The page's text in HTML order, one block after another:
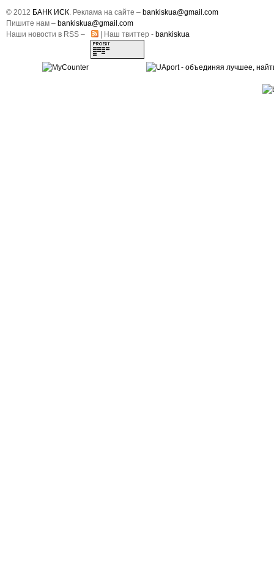
© 2012 БАНК ИСК. Реклама на сайте – bankiskua@gmail.com
Пишите нам – bankiskua@gmail.com
Наши новости в RSS –
| Наш твиттер - bankiskua